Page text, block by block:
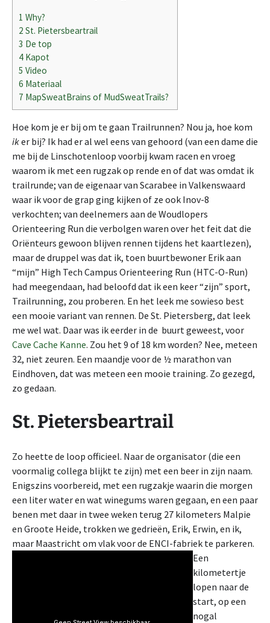
1 Why?
2 St. Pietersbeartrail
3 De top
4 Kapot
5 Video
6 Materiaal
7 MapSweatBrains of MudSweatTrails?
Hoe kom je er bij om te gaan Trailrunnen? Nou ja, hoe kom
iker bij? Ik had er al wel eens van gehoord (van een dame die
me bij de Linschotenloop voorbij kwam racen en vroeg
waarom ik met een rugzak op rende en of dat was omdat ik
trailrunde; van de eigenaar van Scarabee in Valkenswaard
waar ik voor de grap ging kijken of ze ook Inov-8
verkochten; van deelnemers aan de Woudlopers
Orienteering Run die verbolgen waren over het feit dat die
Oriënteurs gewoon blijven rennen tijdens het kaartlezen),
maar de druppel was dat ik, toen buurtbewoner Erik aan
“mijn” High Tech Campus Orienteering Run (HTC-O-Run)
had meegendaan, had beloofd dat ik een keer “zijn” sport,
Trailrunning, zou proberen. En het leek me sowieso best
een mooie variant van rennen. De St. Pietersberg, dat leek
me wel wat. Daar was ik eerder in de buurt geweest, voor
Cave Cache Kanne. Zou het 9 of 18 km worden? Nee, meteen
32, niet zeuren. Een maandje voor de ½ marathon van
Eindhoven, dat was meteen een mooie training. Zo gezegd,
zo gedaan.
St. Pietersbeartrail
Zo heette de loop officieel. Naar de organisator (die een
voormalig collega blijkt te zijn) met een beer in zijn naam.
Enigszins voorbereid, met een rugzakje waarin die morgen
een liter water en wat winegums waren gegaan, en een paar
benen met daar in twee weken terug 27 kilometers Malpie
en Groote Heide, trokken we gedrieën, Erik, Erwin, en ik,
maar Maastricht om vlak voor de ENCI-fabriek te parkeren.
Een
kilometertje
lopen naar de
start, op een
nogal